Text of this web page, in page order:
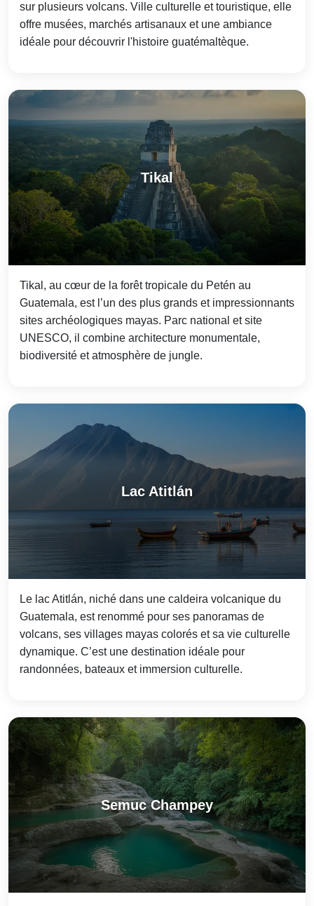
sur plusieurs volcans. Ville culturelle et touristique, elle
offre musées, marchés artisanaux et une ambiance
idéale pour découvrir l'histoire guatémaltèque.
Tikal
Tikal, au cœur de la forêt tropicale du Petén au
Guatemala, est l’un des plus grands et impressionnants
sites archéologiques mayas. Parc national et site
UNESCO, il combine architecture monumentale,
biodiversité et atmosphère de jungle.
Lac Atitlán
Le lac Atitlán, niché dans une caldeira volcanique du
Guatemala, est renommé pour ses panoramas de
volcans, ses villages mayas colorés et sa vie culturelle
dynamique. C’est une destination idéale pour
randonnées, bateaux et immersion culturelle.
Semuc Champey